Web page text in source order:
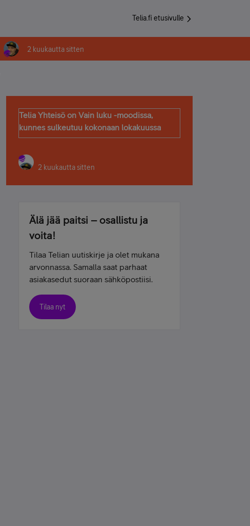
Telia.fi etusivulle
2 kuukautta sitten
Telia Yhteisö on Vain luku -moodissa,
kunnes sulkeutuu kokonaan lokakuussa
2 kuukautta sitten
Älä jää paitsi – osallistu ja
voita!
Tilaa Telian uutiskirje ja olet mukana
arvonnassa. Samalla saat parhaat
asiakasedut suoraan sähköpostiisi.
Tilaa nyt